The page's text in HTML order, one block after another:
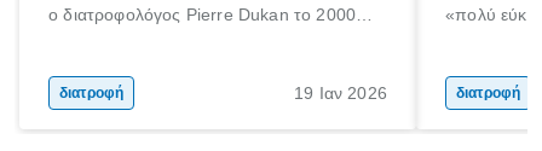
ο διατροφολόγος Pierre Dukan το 2000
δημητριακά ολικής άλεσης, άφθονο νερό,
και ένας ημερήσιος περίπατος 20 λεπτών
διατροφή 19 Ιαν 2026
«πολύ
ακόμα
γιατί θα
διατροφή